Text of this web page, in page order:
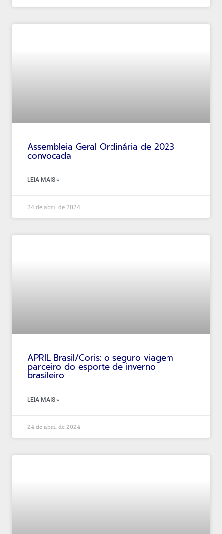
Assembleia Geral Ordinária de 2023
convocada
LEIA MAIS »
24 de abril de 2024
APRIL Brasil/Coris: o seguro viagem
parceiro do esporte de inverno
brasileiro
LEIA MAIS »
24 de abril de 2024